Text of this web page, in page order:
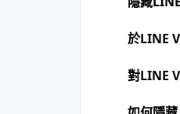
於LINE
對LINE